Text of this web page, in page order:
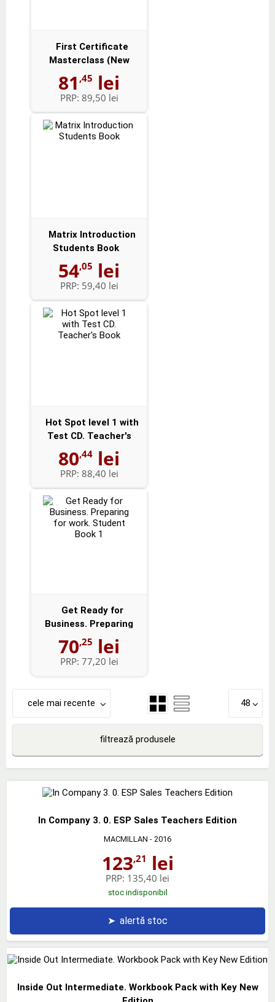
First Certificate
Masterclass (New
Edition) Workbo...
81 ,45 lei
PRP: 89,50 lei
Matrix Introduction
Students Book
54,05 lei
PRP: 59,40 lei
Hot Spot level 1 with
Test CD. Teacher's
Book
80,44 lei
PRP: 88,40 lei
Get Ready for
Business. Preparing
for work. Studen...
70,25 lei
PRP: 77,20 lei
cele mai recente 48
filtrează produsele
In Company 3. 0. ESP Sales Teachers Edition
MACMILLAN - 2016
123,21 lei
PRP: 135,40 lei
stoc indisponibil
➤ alertă stoc
Inside Out Intermediate. Workbook Pack with Key New